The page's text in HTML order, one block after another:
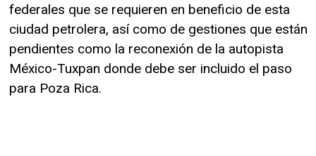
federales que se requieren en beneficio de esta
ciudad petrolera, así como de gestiones que están
pendientes como la reconexión de la autopista
México-Tuxpan donde debe ser incluido el paso
para Poza Rica.